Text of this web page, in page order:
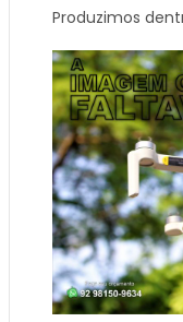
Produzimos